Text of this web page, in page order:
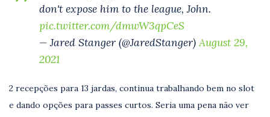
don't expose him to the league, John.
pic.twitter.com/dmwW3qpCeS
— Jared Stanger (@JaredStanger)August 29,
2021
2 recepções para 13 jardas, continua trabalhando bem no slot
e dando opções para passes curtos. Seria uma pena não ver